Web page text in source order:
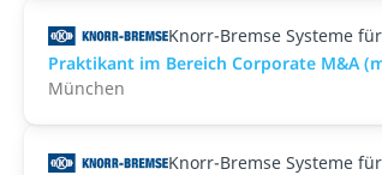
Knorr-Bremse Systeme
Praktikant im Bereich Corporate M&A
München
Knorr-Bremse Systeme